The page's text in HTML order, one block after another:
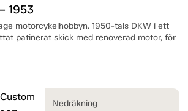
1953
motorcykelhobbyn. 1950-tals DKW i ett
patinerat skick med renoverad motor, för
Nedräkning